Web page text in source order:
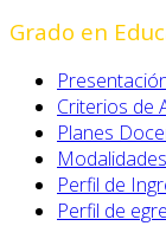
Grado en
Criterios de
Planes
Perfil de
Perfil de